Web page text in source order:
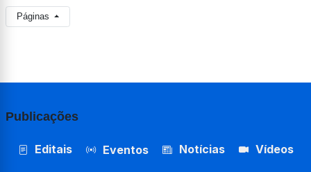
Páginas
Publicações
Editais Eventos Notícias Vídeos